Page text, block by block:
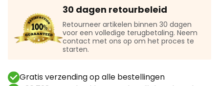
30 dagen retourbeleid
Retourneer artikelen binnen 30 dagen
voor een volledige terugbetaling. Neem
contact met ons op om het proces te
starten.
Gratis verzending op alle bestellingen